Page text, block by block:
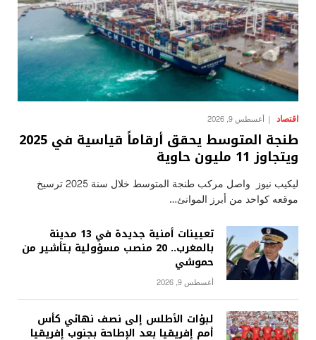
اقتصاد أغسطس 9, 2026
طنجة المتوسط يحقق أرقاماً قياسية في 2025
ويتجاوز 11 مليون حاوية
ليكيب نيوز واصل مركب طنجة المتوسط خلال سنة 2025 ترسيخ
موقعه كواحد من أبرز الموانئ…
تعيينات أمنية جديدة في 13 مدينة
بالمغرب.. 20 منصب مسؤولية بتأشير من
حموشي
أغسطس 9, 2026
لبؤات الأطلس إلى نصف نهائي كأس
أمم إفريقيا بعد الإطاحة بجنوب إفريقيا